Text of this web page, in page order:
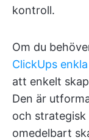
kontroll.
Om du
ClickUps
att enkelt
Den är
och
omedelbart